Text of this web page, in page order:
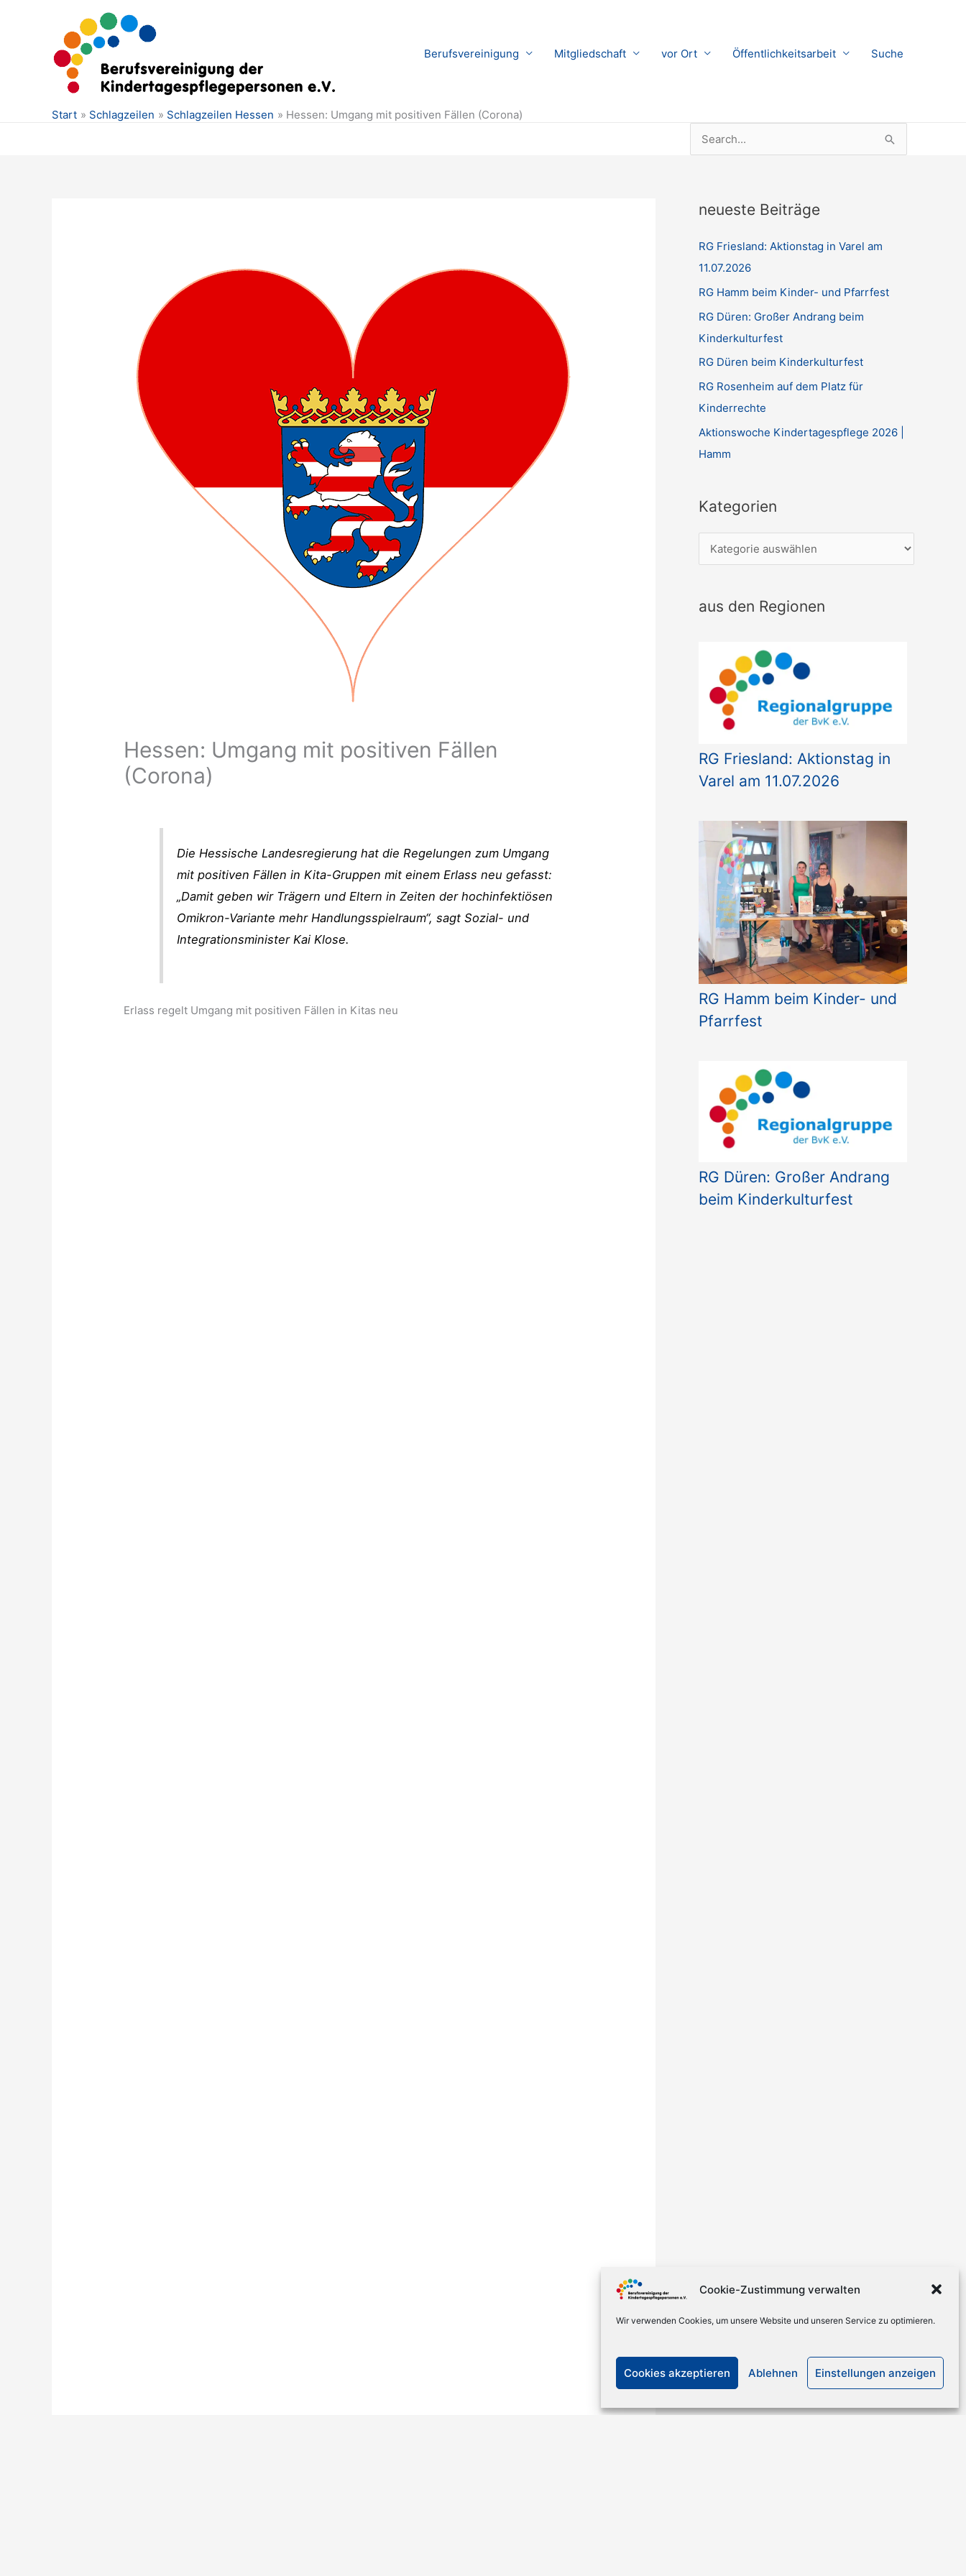
Cookie-Zustimmung verwalten
Wir verwenden Cookies, um unsere Website und unseren Service zu optimieren.
Cookies akzeptieren Ablehnen Einstellungen anzeigen
Berufsvereinigung Mitgliedschaft vor Ort Öffentlichkeitsarbeit Suche
Start Schlagzeilen Schlagzeilen Hessen
Hessen: Umgang mit positiven Fällen (Corona)
Suchen
nach:
Hessen: Umgang mit positiven Fällen
(Corona)
Die Hessische Landesregierung hat die Regelungen zum Umgang
mit positiven Fällen in Kita-Gruppen mit einem Erlass neu gefasst:
„Damit geben wir Trägern und Eltern in Zeiten der hochinfektiösen
Omikron-Variante mehr Handlungsspielraum“, sagt Sozial- und
Integrationsminister Kai Klose.
Erlass regelt Umgang mit positiven Fällen in Kitas neu
neueste Beiträge
RG Friesland: Aktionstag in Varel am
11.07.2026
RG Hamm beim Kinder- und Pfarrfest
RG Düren: Großer Andrang beim
Kinderkulturfest
RG Düren beim Kinderkulturfest
RG Rosenheim auf dem Platz für
Kinderrechte
Aktionswoche Kindertagespflege 2026 |
Hamm
Kategorien
a
e
aus den Regionen
RG Friesland: Aktionstag in
Varel am 11.07.2026
RG Hamm beim Kinder- und
Pfarrfest
RG Düren: Großer Andrang
beim Kinderkulturfest